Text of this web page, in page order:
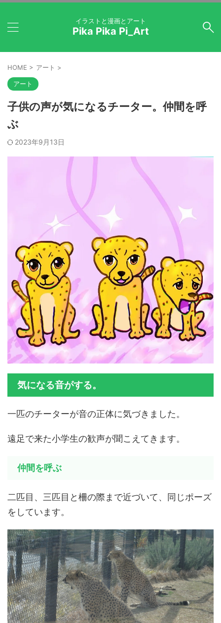
イラストと漫画とアート
Pika Pika Pi_Art
HOME > アート >
アート
子供の声が気になるチーター。仲間を呼
ぶ
2023年9月13日
気になる音がする。
一匹のチーターが音の正体に気づきました。
遠足で来た小学生の歓声が聞こえてきます。
仲間を呼ぶ
二匹目、三匹目と柵の際まで近づいて、同じポーズ
をしています。